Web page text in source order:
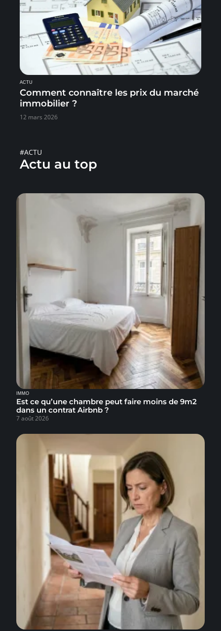
ACTU
Comment connaître les prix du marché
immobilier ?
12 mars 2026
#ACTU
Actu au top
IMMO
Est ce qu’une chambre peut faire moins de 9m2
dans un contrat Airbnb ?
7 août 2026